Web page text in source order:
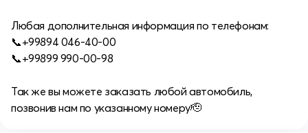
Любая дополнительная информация по телефонам:
📞+99894 046-40-00
📞+99899 990-00-98
Так же вы можете заказать любой автомобиль,
позвонив нам по указанному номеру🫡